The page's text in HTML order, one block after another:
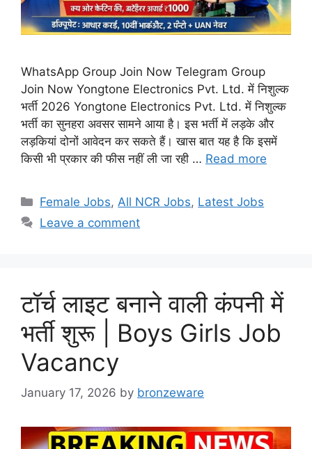
WhatsApp Group Join Now Telegram Group
Join Now Yongtone Electronics Pvt. Ltd. में निशुल्क
भर्ती 2026 Yongtone Electronics Pvt. Ltd. में निशुल्क
भर्ती का सुनहरा अवसर सामने आया है। इस भर्ती में लड़के और
लड़कियां दोनों आवेदन कर सकते हैं। खास बात यह है कि इसमें
किसी भी प्रकार की फीस नहीं ली जा रही … Read more
Categories
Female Jobs, All NCR Jobs, Latest Jobs
Leave a comment
टॉर्च लाइट बनाने वाली कंपनी में
भर्ती शुरू | Boys Girls Job
Vacancy
January 17, 2026 by bronzeware